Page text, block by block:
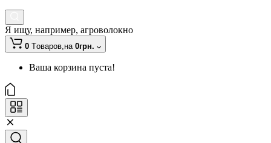
Я ищу, например, агроволокно
0 Tоваров,на 0грн.
Ваша корзина пуста!